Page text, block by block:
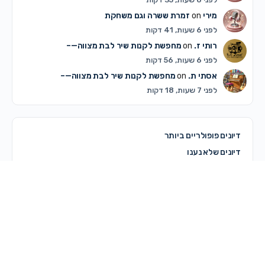
מיריon זמרת ששרה וגם משחקת
לפני 6 שעות, 41 דקות
רותי ז.on מחפשת לקנות שיר לבת מצווה—–
לפני 6 שעות, 56 דקות
אסתי ת.on מחפשת לקנות שיר לבת מצווה—–
לפני 7 שעות, 18 דקות
דיונים פופולריים ביותר
דיונים שלא נענו